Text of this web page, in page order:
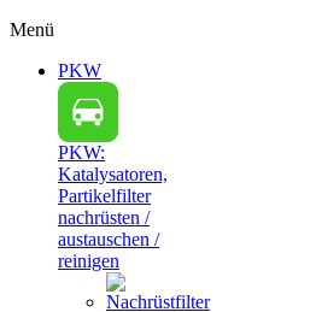
Menü
PKW
PKW:
Katalysatoren,
Partikelfilter
nachrüsten /
austauschen /
reinigen